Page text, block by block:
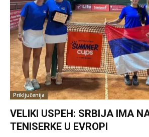
Priključenija
VELIKI USPEH: SRBIJA IMA
TENISERKE U EVROPI